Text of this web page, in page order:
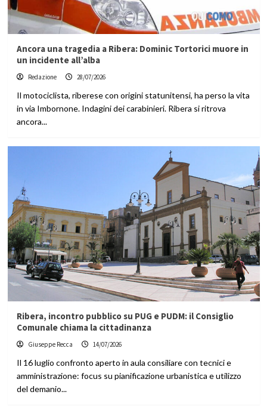
Ancora una tragedia a Ribera: Dominic Tortorici muore in
un incidente all’alba
Redazione 28/07/2026
Il motociclista, riberese con origini statunitensi, ha perso la vita
in via Imbornone. Indagini dei carabinieri. Ribera si ritrova
ancora...
Ribera, incontro pubblico su PUG e PUDM: il Consiglio
Comunale chiama la cittadinanza
Giuseppe Recca 14/07/2026
Il 16 luglio confronto aperto in aula consiliare con tecnici e
amministrazione: focus su pianificazione urbanistica e utilizzo
del demanio...